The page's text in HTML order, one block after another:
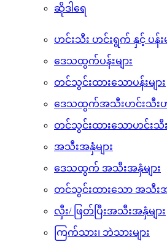
စိမ့်စမ်းရေ
ဟင်းသီး ဟင်းရွက် နှင့် ပန်းမျ
ဒေသထွက်ပန်းများ
တင်သွင်းထားသောပန်းများ
ဒေသထွက်အသီးဟင်းသီးဟင်
တင်သွင်းထားသောဟင်းသီး
အသီးအနှံများ
ဒေသထွက် အသီးအနှံများ
တင်သွင်းထားသော အသီးအနှံ